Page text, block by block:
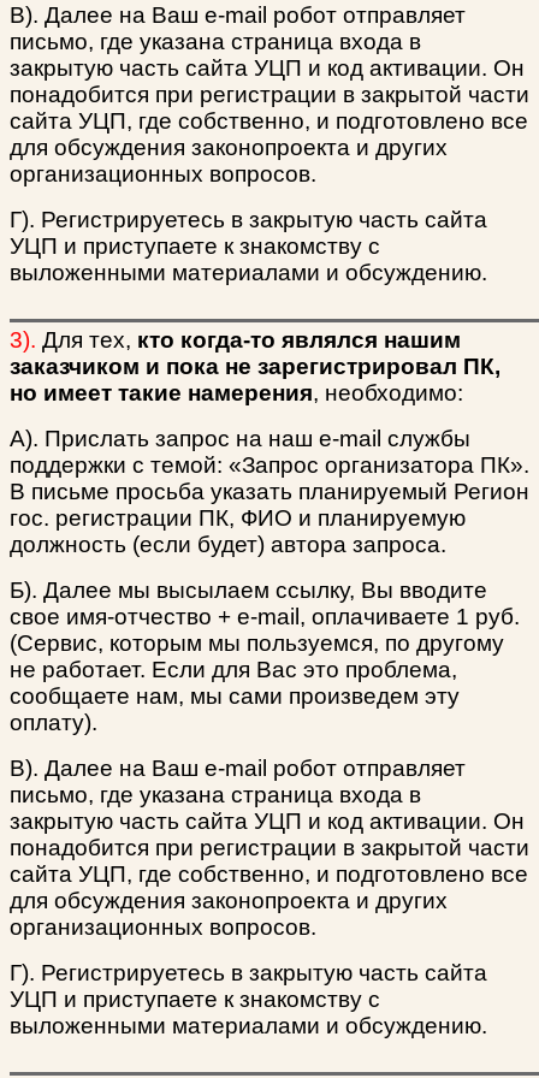
В). Далее на Ваш e-mail робот отправляет
письмо, где указана страница входа в
закрытую часть сайта УЦП и код активации. Он
понадобится при регистрации в закрытой части
сайта УЦП, где собственно, и подготовлено все
для обсуждения законопроекта и других
организационных вопросов.
Г). Регистрируетесь в закрытую часть сайта
УЦП и приступаете к знакомству с
выложенными материалами и обсуждению.
3). Для тех, кто когда-то являлся нашим
заказчиком и пока не зарегистрировал ПК,
но имеет такие намерения, необходимо:
А). Прислать запрос на наш e-mail службы
поддержки с темой: «Запрос организатора ПК».
В письме просьба указать планируемый Регион
гос. регистрации ПК, ФИО и планируемую
должность (если будет) автора запроса.
Б). Далее мы высылаем ссылку, Вы вводите
свое имя-отчество + e-mail, оплачиваете 1 руб.
(Сервис, которым мы пользуемся, по другому
не работает. Если для Вас это проблема,
сообщаете нам, мы сами произведем эту
оплату).
В). Далее на Ваш e-mail робот отправляет
письмо, где указана страница входа в
закрытую часть сайта УЦП и код активации. Он
понадобится при регистрации в закрытой части
сайта УЦП, где собственно, и подготовлено все
для обсуждения законопроекта и других
организационных вопросов.
Г). Регистрируетесь в закрытую часть сайта
УЦП и приступаете к знакомству с
выложенными материалами и обсуждению.